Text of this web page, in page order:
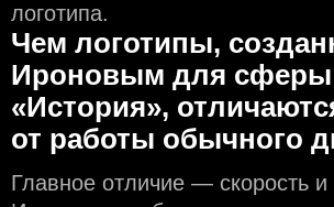
логотипа.
Чем логотипы,
Ироновым для сферы
«История»,
от работы обычного
Главное отличие — скорость